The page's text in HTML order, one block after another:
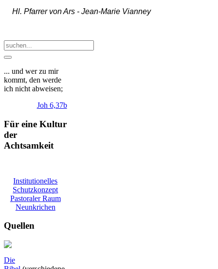
Hl. Pfarrer von Ars -Jean-Marie Vianney
... und wer zu mir
kommt, den werde
ich nicht abweisen;
Joh 6,37b
Für eine Kultur
der
Achtsamkeit
Institutionelles
Schutzkonzept
Pastoraler Raum
Neunkrichen
Quellen
Die